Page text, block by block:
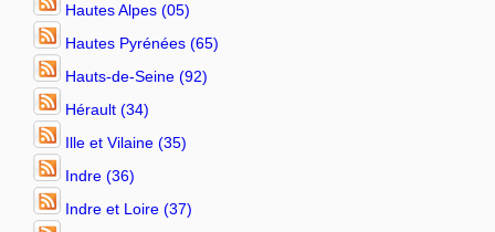
Hautes Alpes (05)
Hautes Pyrénées (65)
Hauts-de-Seine (92)
Hérault (34)
Ille et Vilaine (35)
Indre (36)
Indre et Loire (37)